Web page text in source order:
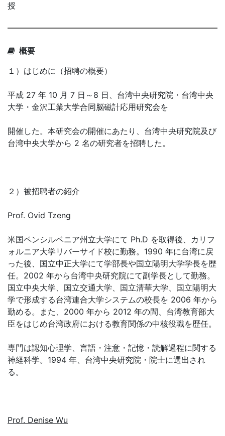
授
概要
１）はじめに（招聘の概要）
平成 27 年 10 月 7 日～8 日、台湾中央研究院・台湾中央
大学・金沢工業大学合同脳磁計応用研究会を
開催した。本研究会の開催にあたり、台湾中央研究院及び
台湾中央大学から 2 名の研究者を招聘した。
２）被招聘者の紹介
Prof. Ovid Tzeng
米国ペンシルベニア州立大学にて Ph.D を取得後、カリフ
ォルニア大学リバーサイド校に勤務。1990 年に台湾に戻
った後、国立中正大学にて学部長や国立陽明大学学長を歴
任。2002 年から台湾中央研究院にて副学長として勤務。
国立中央大学、国立交通大学、国立清華大学、国立陽明大
学で形成する台湾連合大学システムの校長を 2006 年から
勤める。また、2000 年から 2012 年の間、台湾教育部大
臣をはじめ台湾政府における教育関係の中核役職を歴任。
専門は認知心理学、言語・注意・記憶・読解過程に関する
神経科学。1994 年、台湾中央研究院・院士に選出され
る。
Prof. Denise Wu